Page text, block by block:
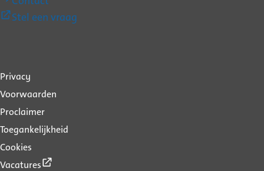
Stel een vraag
Over
deze
website
Privacy
Voorwaarden
Proclaimer
Toegankelijkheid
Cookies
Vacatures